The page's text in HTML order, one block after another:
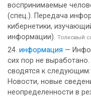
воспринимаемые
(спец.). Передача
кибернетики,
информации). Толковый
информация —
сих пор не
сводятся к
Новости, новые
неопределенности в